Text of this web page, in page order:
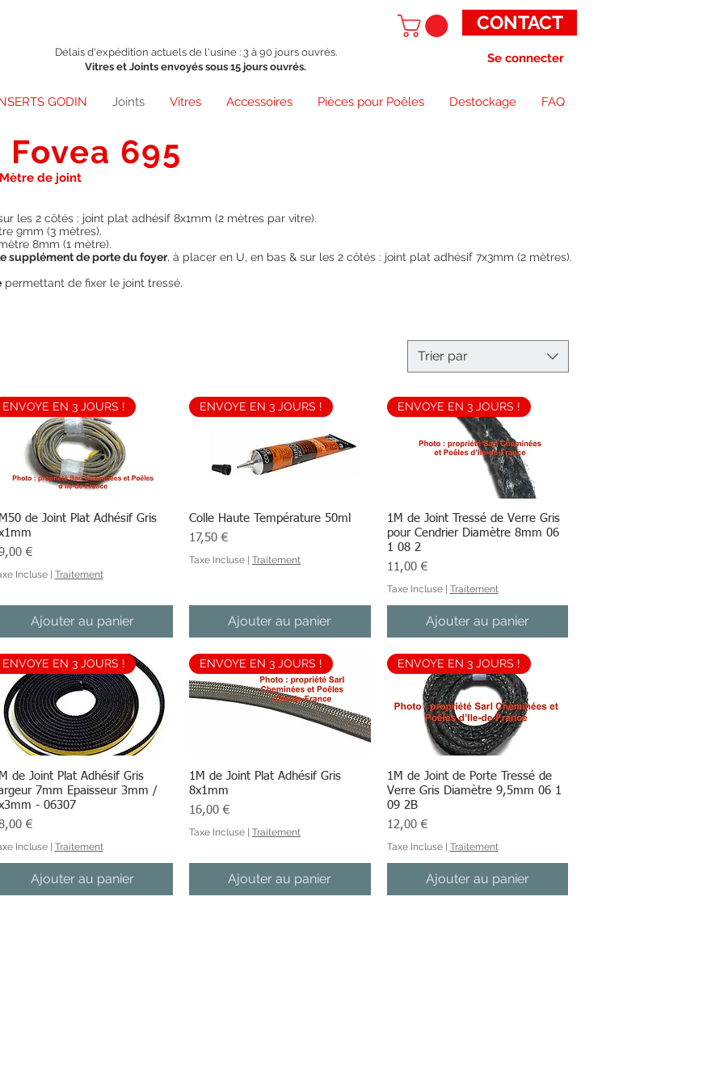
CONTACT
Délais d'expédition actuels de l'usine : 3 à 90 jours ouvrés.
Vitres et Joints envoyés sous 15 jours ouvrés.
Se connecter
GODIN Joints Vitres Accessoires Pièces pour Poêles Destockage FAQ
695
de joint
les 2 côtés : joint plat adhésif 8x1mm (2 mètres par vitre).
9mm (3 mètres).
8mm (1 mètre).
supplément de porte du foyer, à placer en U, en bas & sur les 2 côtés : joint plat adhésif 7x3mm (2 mètres).
permettant de fixer le joint tressé.
Trier par
Aperçu rapide
ENVOYE EN 3 JOURS !
de Joint Plat Adhésif Gris
€
Incluse| Traitement
Ajouter au panier
Aperçu rapide
ENVOYE EN 3 JOURS !
Colle Haute Température 50ml
Prix
17,50 €
Taxe Incluse Traitement
Ajouter au panier
Aperçu rapide
ENVOYE EN 3 JOURS !
1M de Joint Tressé de Verre Gris
pour Cendrier Diamètre 8mm 06
1 08 2
Prix
11,00 €
Taxe Incluse| Traitement
Ajouter au panier
Aperçu rapide
ENVOYE EN 3 JOURS !
de Joint Plat Adhésif Gris
7mm Epaisseur 3mm /
- 06307
€
Incluse| Traitement
Ajouter au panier
Aperçu rapide
ENVOYE EN 3 JOURS !
1M de Joint Plat Adhésif Gris
8x1mm
Prix
16,00 €
Taxe Incluse | Traitement
Ajouter au panier
Aperçu rapide
ENVOYE EN 3 JOURS !
1M de Joint de Porte Tressé de
Verre Gris Diamètre 9,5mm 06 1
09 2B
Prix
12,00 €
Taxe Incluse| Traitement
Ajouter au panier